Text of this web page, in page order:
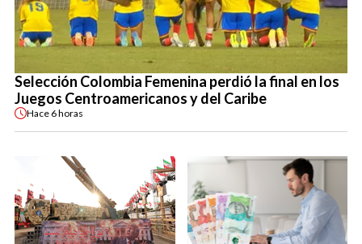
Selección Colombia Femenina perdió la final en los
Juegos Centroamericanos y del Caribe
Hace 6 horas